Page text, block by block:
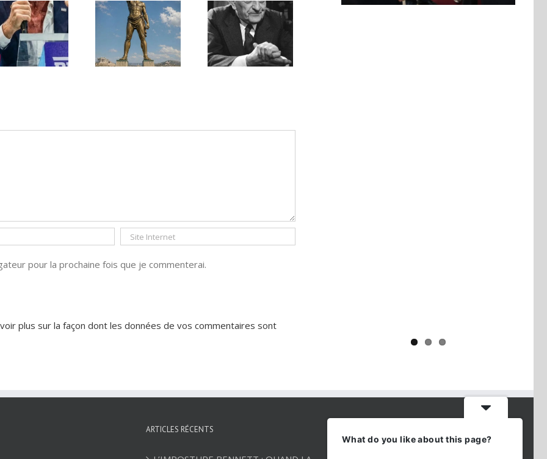
Ile de Rhodes ;
un foyer juif
déserté
Une lettre
inédite de
Malraux sur
l’État d’Israël |
PAR « LA REGLE
pour la prochaine fois que je commenterai.
plus sur la façon dont les données de vos commentaires sont
ARTICLES RÉCENTS
What do you like about this page?